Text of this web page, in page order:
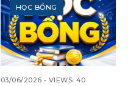
HỌC BỔNG
03/06/2026 • VIEWS: 40